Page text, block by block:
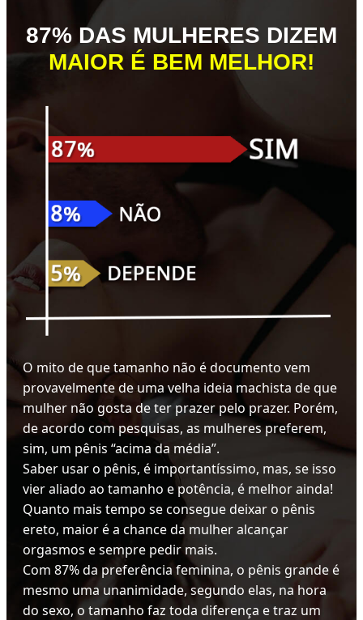
87% DAS MULHERES DIZEM
MAIOR É BEM MELHOR!
O mito de que tamanho não é documento vem
provavelmente de uma velha ideia machista de que
mulher não gosta de ter prazer pelo prazer. Porém,
de acordo com pesquisas, as mulheres preferem,
sim, um pênis “acima da média”.
Saber usar o pênis, é importantíssimo, mas, se isso
vier aliado ao tamanho e potência, é melhor ainda!
Quanto mais tempo se consegue deixar o pênis
ereto, maior é a chance da mulher alcançar
orgasmos e sempre pedir mais.
Com 87% da preferência feminina, o pênis grande é
mesmo uma unanimidade, segundo elas, na hora
do sexo, o tamanho faz toda diferença e traz um